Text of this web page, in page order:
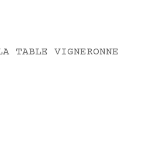
TABLE VIGNERONNE